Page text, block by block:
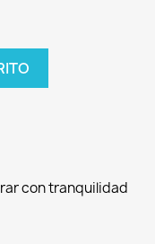
con tranquilidad